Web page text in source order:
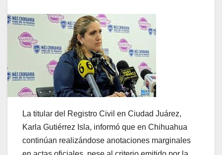
La titular del Registro Civil en Ciudad Juárez,
Karla Gutiérrez Isla, informó que en Chihuahua
continúan realizándose anotaciones marginales